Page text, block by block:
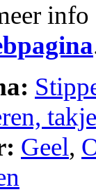
Geel,